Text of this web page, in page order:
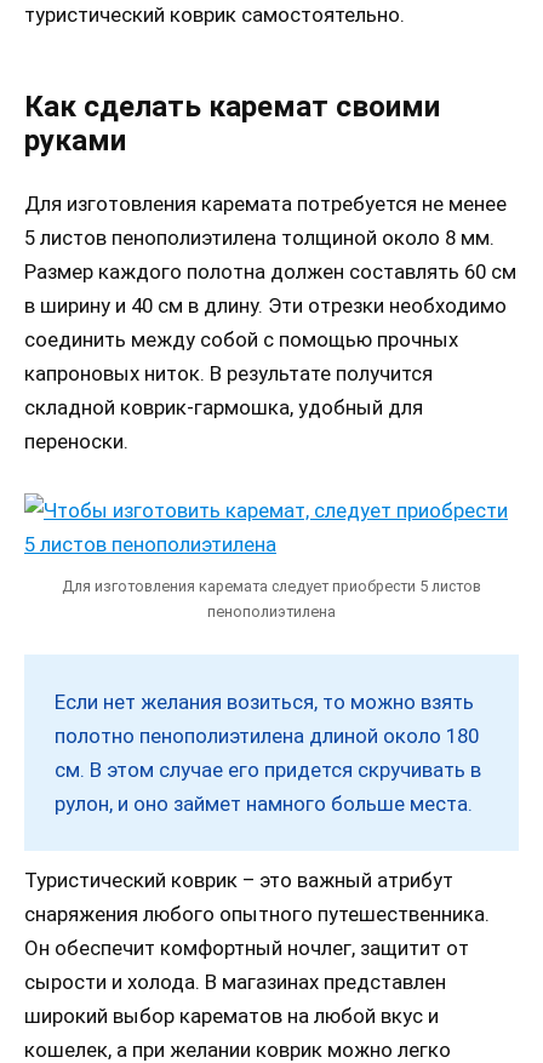
туристический коврик самостоятельно.
Как сделать каремат своими
руками
Для изготовления каремата потребуется не менее
5 листов пенополиэтилена толщиной около 8 мм.
Размер каждого полотна должен составлять 60 см
в ширину и 40 см в длину. Эти отрезки необходимо
соединить между собой с помощью прочных
капроновых ниток. В результате получится
складной коврик-гармошка, удобный для
переноски.
Для изготовления каремата следует приобрести 5 листов
пенополиэтилена
Если нет желания возиться, то можно взять
полотно пенополиэтилена длиной около 180
см. В этом случае его придется скручивать в
рулон, и оно займет намного больше места.
Туристический коврик – это важный атрибут
снаряжения любого опытного путешественника.
Он обеспечит комфортный ночлег, защитит от
сырости и холода. В магазинах представлен
широкий выбор карематов на любой вкус и
кошелек, а при желании коврик можно легко